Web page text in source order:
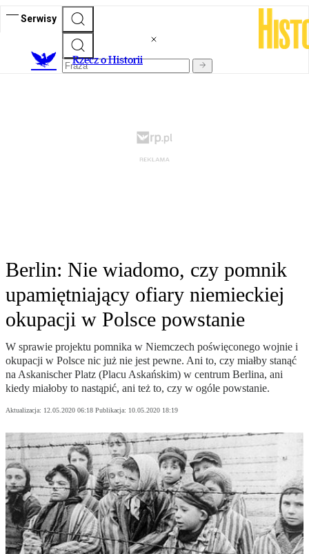
Serwisy
Rzecz o Historii
Berlin: Nie wiadomo, czy pomnik
upamiętniający ofiary niemieckiej
okupacji w Polsce powstanie
W sprawie projektu pomnika w Niemczech poświęconego wojnie i
okupacji w Polsce nic już nie jest pewne. Ani to, czy miałby stanąć
na Askanischer Platz (Placu Askańskim) w centrum Berlina, ani
kiedy miałoby to nastąpić, ani też to, czy w ogóle powstanie.
Aktualizacja: 12.05.2020 06:18 Publikacja: 10.05.2020 18:19